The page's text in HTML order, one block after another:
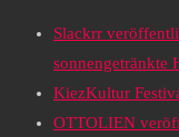
Slackrr
sonnengetränkte
KiezKultur
OTTOLIEN